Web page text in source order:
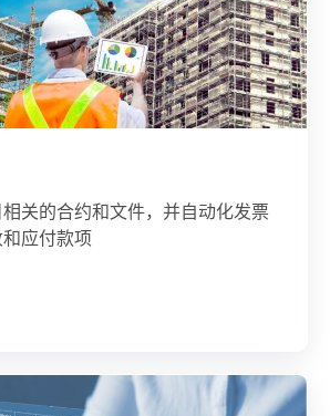
关的合约和文件，并自动化发票
应付款项